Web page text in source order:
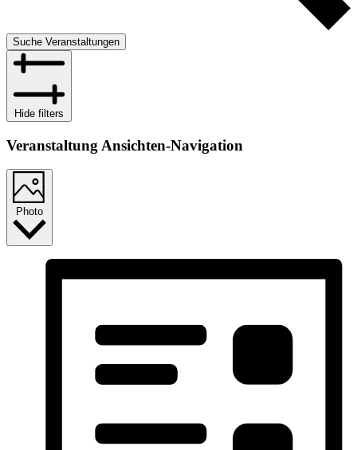
Suche Veranstaltungen
Hide filters
Veranstaltung Ansichten-Navigation
Photo